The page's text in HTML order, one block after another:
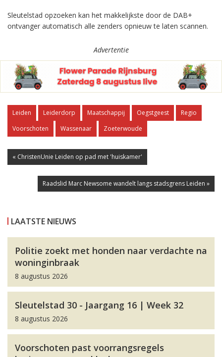
Sleutelstad opzoeken kan het makkelijkste door de DAB+
ontvanger automatisch alle zenders opnieuw te laten scannen.
Advertentie
Leiden Leiderdorp Maatschappij Oegstgeest
Regio
Voorschoten
Wassenaar Zoeterwoude
« ChristenUnie Leiden op pad met 'huiskamer'
Raadslid Marc Newsome wandelt langs stadsgrens Leiden »
LAATSTE NIEUWS
Politie zoekt met honden naar verdachte na
woninginbraak
8 augustus 2026
Sleutelstad 30 - Jaargang 16 | Week 32
8 augustus 2026
Voorschoten past voorrangsregels